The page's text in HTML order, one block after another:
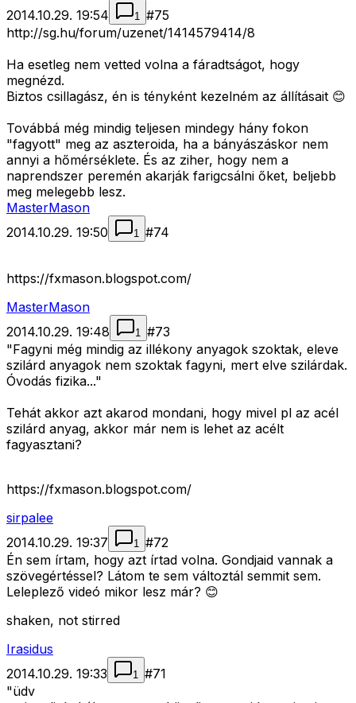
2014.10.29. 19:54
1 #75
http://sg.hu/forum/uzenet/1414579414/8
Ha esetleg nem vetted volna a fáradtságot, hogy
megnézd.
Biztos csillagász, én is tényként kezelném az állításait 😊
Továbbá még mindig teljesen mindegy hány fokon
"fagyott" meg az aszteroida, ha a bányászáskor nem
annyi a hőmérséklete. És az ziher, hogy nem a
naprendszer peremén akarják farigcsálni őket, beljebb
meg melegebb lesz.
MasterMason
2014.10.29. 19:50
1 #74
https://fxmason.blogspot.com/
MasterMason
2014.10.29. 19:48
1 #73
"Fagyni még mindig az illékony anyagok szoktak, eleve
szilárd anyagok nem szoktak fagyni, mert elve szilárdak.
Óvodás fizika..."
Tehát akkor azt akarod mondani, hogy mivel pl az acél
szilárd anyag, akkor már nem is lehet az acélt
fagyasztani?
https://fxmason.blogspot.com/
sirpalee
2014.10.29. 19:37
1 #72
Én sem írtam, hogy azt írtad volna. Gondjaid vannak a
szövegértéssel? Látom te sem változtál semmit sem.
Leleplező videó mikor lesz már? 😊
shaken, not stirred
Irasidus
2014.10.29. 19:33
1 #71
"üdv